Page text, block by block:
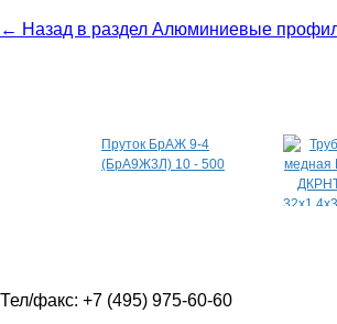
← Назад в раздел Алюминиевые
Пруток БрАЖ 9-4
(БрА9Ж3Л) 10 - 500
Тел/факс: +7 (495) 975-60-60